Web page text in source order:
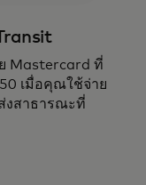
Mastercard ที่
เมื่อคุณใช้จ่าย
งสาธารณะที่